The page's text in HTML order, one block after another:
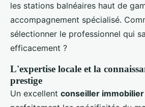
les stations balnéaires haut de
accompagnement spécialisé.
sélectionner le professionnel qui
efficacement ?
L'expertise locale et la
prestige
Un excellent conseiller